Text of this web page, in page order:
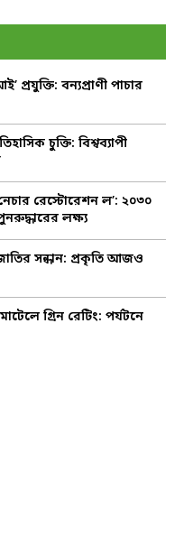
E
A
প্রযুক্তি: বন্যপ্রাণী পাচার
চুক্তি: বিশ্বব্যাপী
রেস্টোরেশন ল’: ২০৩০
লক্ষ্য
সন্ধান: প্রকৃতি আজও
গ্রিন রেটিং: পর্যটনে